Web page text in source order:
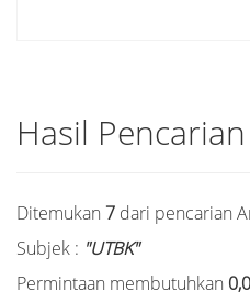
Hasil Pencarian
Ditemukan 7 dari pencarian
Subjek : "UTBK"
Permintaan membutuhkan